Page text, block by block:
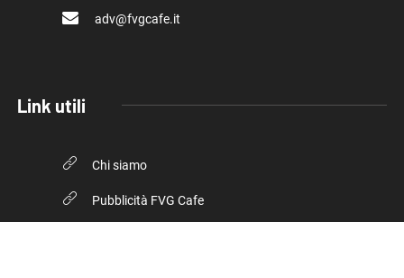
adv@fvgcafe.it
Link utili
Chi siamo
Pubblicità FVG Cafe